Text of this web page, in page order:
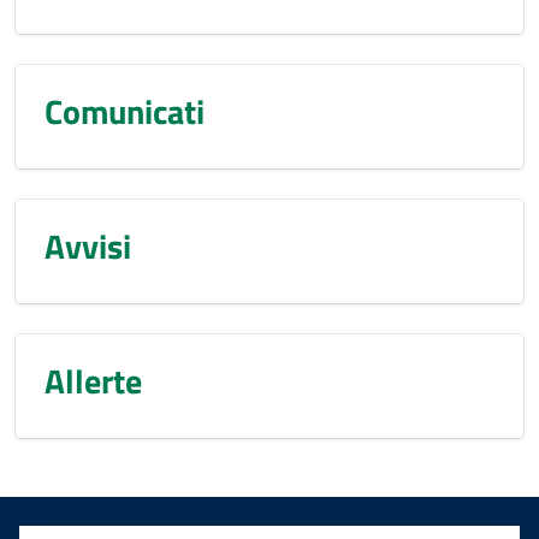
Comunicati
Avvisi
Allerte